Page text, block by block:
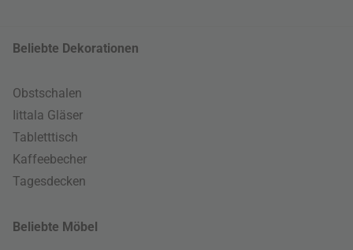
Beliebte Dekorationen
Obstschalen
Iittala Gläser
Tabletttisch
Kaffeebecher
Tagesdecken
Beliebte Möbel